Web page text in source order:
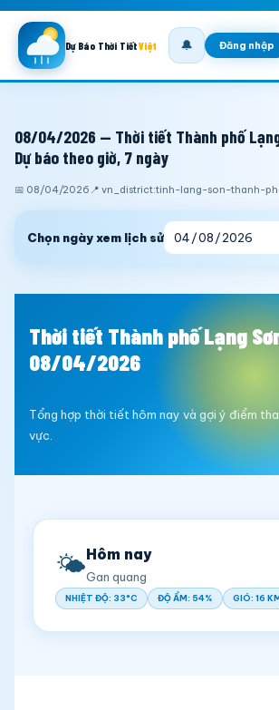
Dự Báo Thời TiếtViệt 🔔 Đăng nhập
08/04/2026 — Thời tiết Thành phố
Dự báo theo giờ, 7 ngày
📅 08/04/2026 📍 vn_district:tinh-lang-son-thanh-
Chọn ngày xem lịch sử
Thời tiết Thành phố Lạng
08/04/2026
Tổng hợp thời tiết hôm nay và gợi ý điểm
vực.
🌤️Hôm nay
Gan quang
NHIỆT ĐỘ: 33°C ĐỘ ẨM: 54% GIÓ: 16